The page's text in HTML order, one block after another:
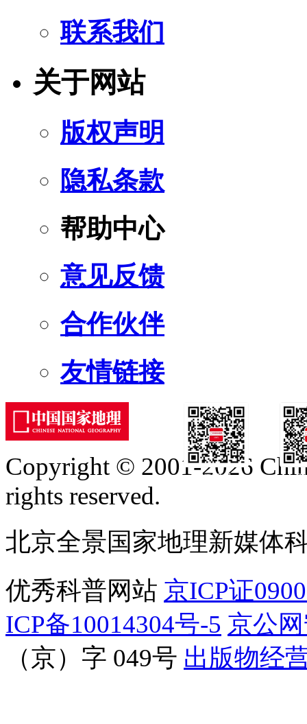
联系我们
关于网站
版权声明
隐私条款
帮助中心
意见反馈
合作伙伴
友情链接
订阅号
Copyright © 2001-2026
rights reserved.
北京全景国家地理新媒体
优秀科普网站 京ICP证
ICP备10014304号-5 京公
（京）字 049号 出版物经